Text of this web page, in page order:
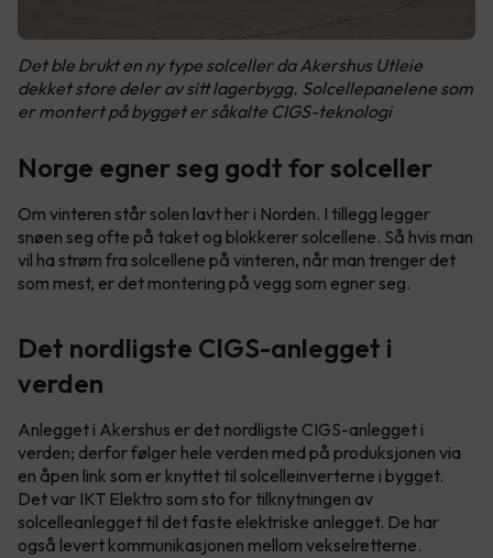
Det ble brukt en ny type solceller da Akershus Utleie
dekket store deler av sitt lagerbygg. Solcellepanelene som
er montert på bygget er såkalte CIGS-teknologi
Norge egner seg godt for solceller
Om vinteren står solen lavt her i Norden. I tillegg legger
snøen seg ofte på taket og blokkerer solcellene. Så hvis man
vil ha strøm fra solcellene på vinteren, når man trenger det
som mest, er det montering på vegg som egner seg.
Det nordligste CIGS-anlegget i
verden
Anlegget i Akershus er det nordligste CIGS-anlegget i
verden; derfor følger hele verden med på produksjonen via
en åpen link som er knyttet til solcelleinverterne i bygget.
Det var IKT Elektro som sto for tilknytningen av
solcelleanlegget til det faste elektriske anlegget. De har
også levert kommunikasjonen mellom vekselretterne.